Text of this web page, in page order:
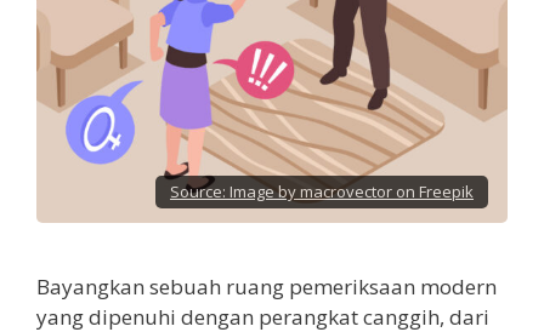
Source: Image by macrovector on Freepik
Bayangkan sebuah ruang pemeriksaan modern
yang dipenuhi dengan perangkat canggih, dari